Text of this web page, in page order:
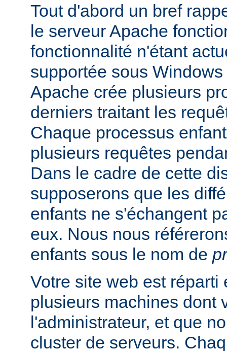
Tout d'abord un bref
le serveur Apache
fonctionnalité n'étant
supportée sous
Apache crée plusieurs
derniers traitant les
Chaque processus
plusieurs requêtes
Dans le cadre de cette
supposerons que les
enfants ne s'échangent
eux. Nous nous
enfants sous le nom de
Votre site web est réparti
plusieurs machines dont
l'administrateur, et que
cluster de serveurs.